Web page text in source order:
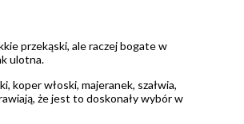
przekąski, ale raczej bogate w
ulotna.
koper włoski, majeranek, szałwia,
że jest to doskonały wybór w